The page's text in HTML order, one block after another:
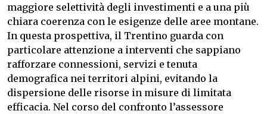
maggiore selettività degli investimenti e a una più
chiara coerenza con le esigenze delle aree montane.
In questa prospettiva, il Trentino guarda con
particolare attenzione a interventi che sappiano
rafforzare connessioni, servizi e tenuta
demografica nei territori alpini, evitando la
dispersione delle risorse in misure di limitata
efficacia. Nel corso del confronto l’assessore